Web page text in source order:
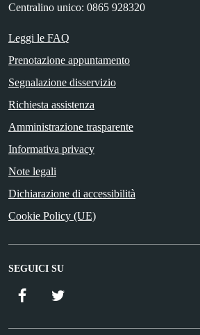
Centralino unico: 0865 928320
Leggi le FAQ
Prenotazione appuntamento
Segnalazione disservizio
Richiesta assistenza
Amministrazione trasparente
Informativa privacy
Note legali
Dichiarazione di accessibilità
Cookie Policy (UE)
SEGUICI SU
Facebook